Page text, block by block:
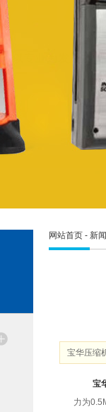
网站首页 - 新
宝华压缩
宝
力为